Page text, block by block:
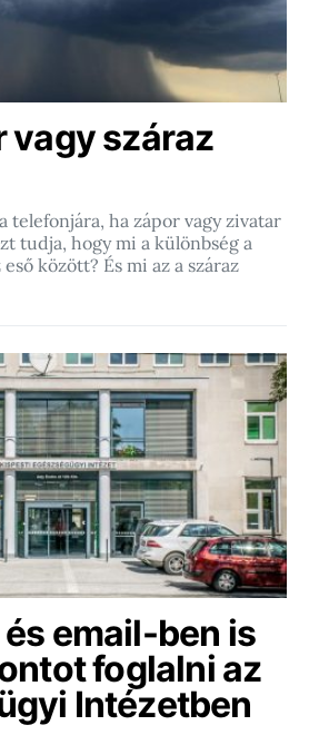
vagy száraz
telefonjára, ha zápor vagy zivatar
tudja, hogy mi a különbség a
között? És mi az a száraz
email-ben is
foglalni az
Intézetben